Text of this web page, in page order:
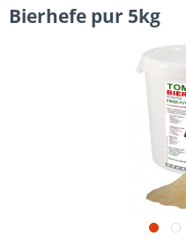
Bierhefe pur 5kg